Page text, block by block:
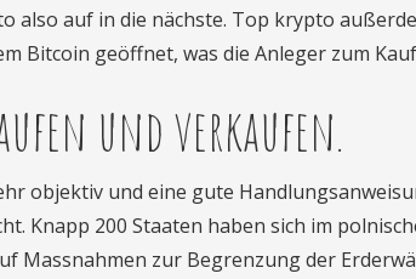
also auf in die nächste. Top krypto
Bitcoin geöffnet, was die Anleger zum
und verkaufen.
objektiv und eine gute
Knapp 200 Staaten haben sich im
Massnahmen zur Begrenzung der